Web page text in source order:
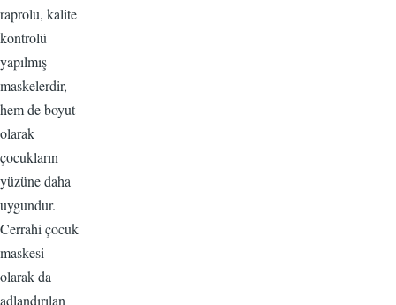
raprolu, kalite
kontrolü
yapılmış
maskelerdir,
hem de boyut
olarak
çocukların
yüzüne daha
uygundur.
Cerrahi çocuk
maskesi
olarak da
adlandırılan